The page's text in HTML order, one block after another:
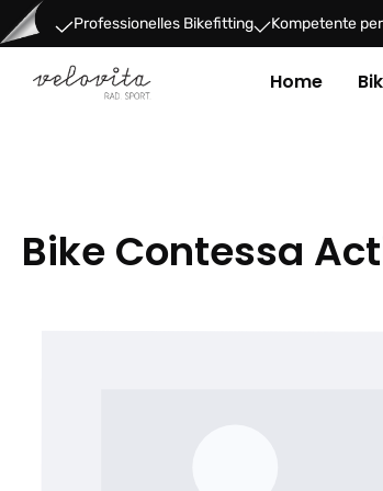
Hauptinhalt springen
Zur Hauptnavigation springen
Professionelles Bikefitting Kompetente
Home
Bike Contessa